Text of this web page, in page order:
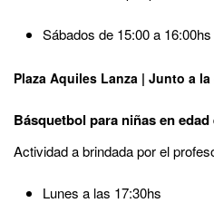
Sábados de 15:00 a 16:00hs
Plaza Aquiles Lanza | Junto a la
Básquetbol para niñas en
Actividad a brindada por el
Lunes a las 17:30hs